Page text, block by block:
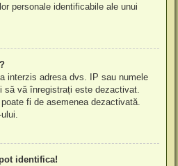
personale identificabile ale unui
interzis adresa dvs. IP sau numele
vă înregistrați este dezactivat.
fi de asemenea dezactivată.
identifica!